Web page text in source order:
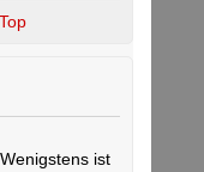
ist